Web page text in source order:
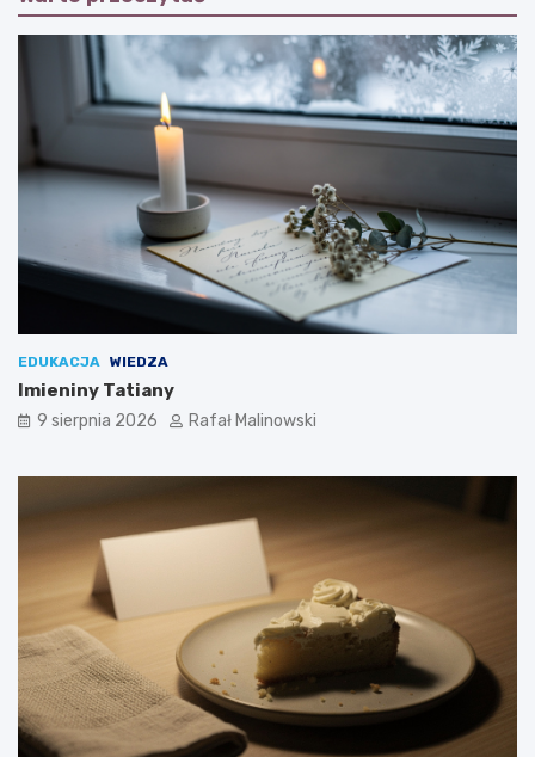
EDUKACJA WIEDZA
Imieniny Tatiany
9 sierpnia 2026 Rafał Malinowski